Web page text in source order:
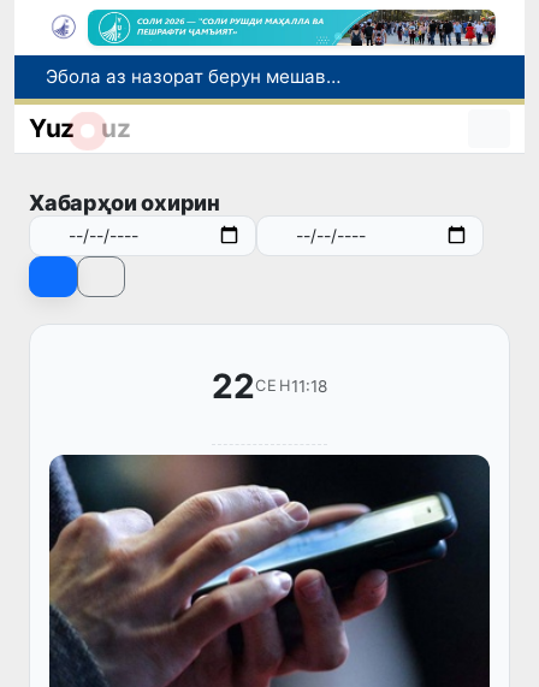
Эбола аз назорат берун мешавад: дар ҶД Конго шумораи беморон дар як ҳафта ду баробар афзуд, СУТ бонги хатар мезанад
Дар моҳи июл дар Ӯзбекистон нархи маҳсулоти озуқаворӣ коҳиш ёфт, аммо баъзе молу хидматрасониҳо гарон шуданд
Дар вилояти Самарқанд ва шаҳри Тошканд ҳолатҳои фасод ва қаллобӣ ошкор гардид
Yuz uz
Хабарҳои охирин
22СЕН11:18